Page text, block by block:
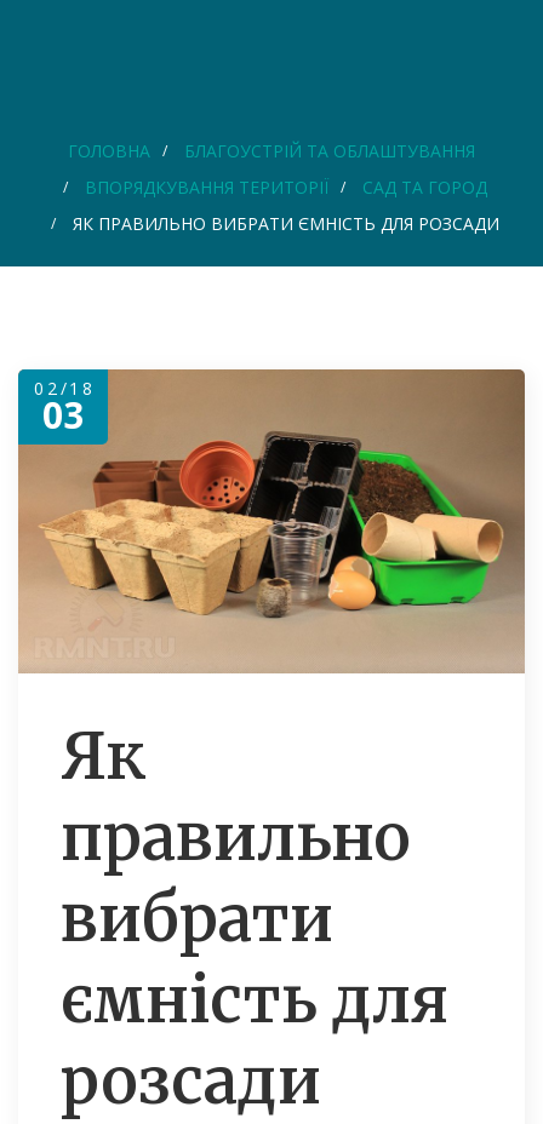
ГОЛОВНА
БЛАГОУСТРІЙ ТА ОБЛАШТУВАННЯ
ВПОРЯДКУВАННЯ ТЕРИТОРІЇ
САД ТА ГОРОД
ЯК ПРАВИЛЬНО ВИБРАТИ ЄМНІСТЬ ДЛЯ РОЗСАДИ
02/18
03
Як
правильно
вибрати
ємність для
розсади